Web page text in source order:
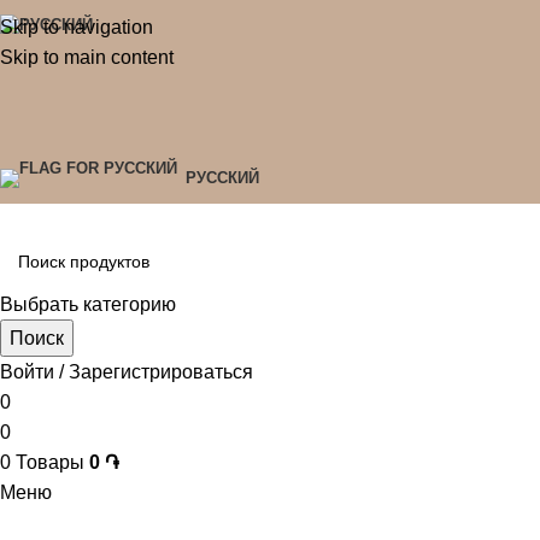
Skip to navigation
Skip to main content
РУССКИЙ
Выбрать категорию
Поиск
Войти / Зарегистрироваться
0
0
0 Товары 0 ֏
Меню